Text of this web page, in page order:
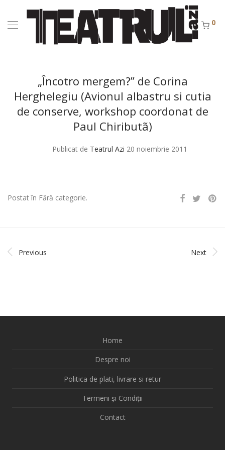
0
„Încotro mergem?” de Corina
Herghelegiu (Avionul albastru si cutia
de conserve, workshop coordonat de
Paul Chiributã)
Publicat de Teatrul Azi 20 noiembrie 2011
Postat în Fără categorie.
Previous Next
Home
Despre noi
Politica de plati, livrare si retur
Termeni și Condiții
Contact